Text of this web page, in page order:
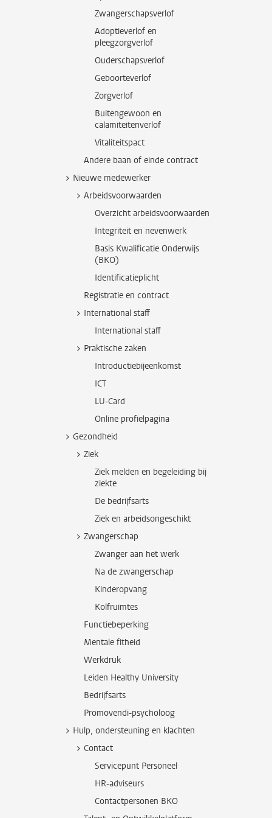
Zwangerschapsverlof
Adoptieverlof en
pleegzorgverlof
Ouderschapsverlof
Geboorteverlof
Zorgverlof
Buitengewoon en
calamiteitenverlof
Vitaliteitspact
Andere baan of einde contract
Nieuwe medewerker
Arbeidsvoorwaarden
Overzicht arbeidsvoorwaarden
Integriteit en nevenwerk
Basis Kwalificatie Onderwijs
(BKO)
Identificatieplicht
Registratie en contract
International staff
International staff
Praktische zaken
Introductiebijeenkomst
ICT
LU-Card
Online profielpagina
Gezondheid
Ziek
Ziek melden en begeleiding bij
ziekte
De bedrijfsarts
Ziek en arbeidsongeschikt
Zwangerschap
Zwanger aan het werk
Na de zwangerschap
Kinderopvang
Kolfruimtes
Functiebeperking
Mentale fitheid
Werkdruk
Leiden Healthy University
Bedrijfsarts
Promovendi-psycholoog
Hulp, ondersteuning en klachten
Contact
Servicepunt Personeel
HR-adviseurs
Contactpersonen BKO